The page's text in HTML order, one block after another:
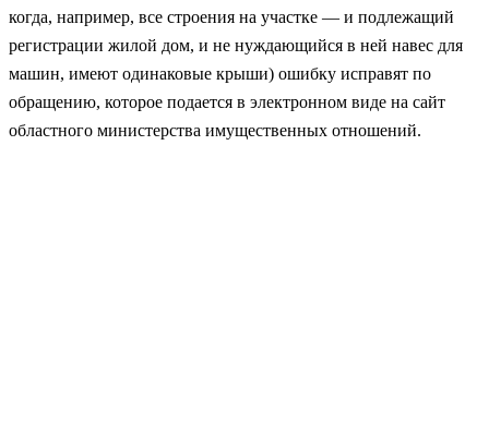
когда, например, все строения на участке — и подлежащий
регистрации жилой дом, и не нуждающийся в ней навес для
машин, имеют одинаковые крыши) ошибку исправят по
обращению, которое подается в электронном виде на сайт
областного министерства имущественных отношений.